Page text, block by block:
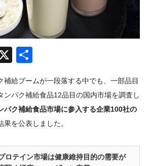
X
補給ブームが一段落する中でも、一部品目
ンパク補給食品12品目の国内市場を調査し
パク補給食品市場に参入する企業100社の
果を公表しました。
ロテイン市場は健康維持目的の需要が